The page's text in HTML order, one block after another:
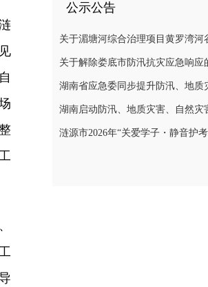
公示公告
关于解除娄底市防汛抗灾应急响应
涟源市2026年“关爱学子・静音护